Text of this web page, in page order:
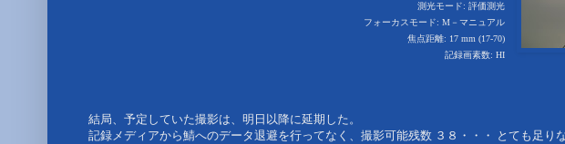
測光モード: 評価測光
フォーカスモード: M－マニュアル
焦点距離: 17 mm (17-70)
記録画素数: HI
結局、予定していた撮影は、明日以降に延期した。
記録メディアから鯖へのデータ退避を行ってなく、撮影可能残数 ３８・・・ とても足り